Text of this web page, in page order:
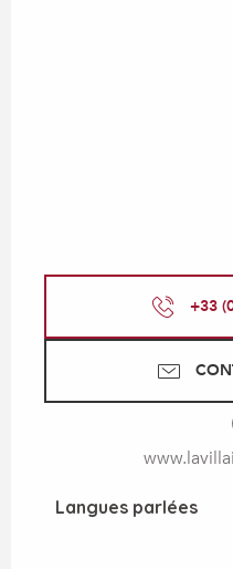
+33
Langues parlées
Langues parlées